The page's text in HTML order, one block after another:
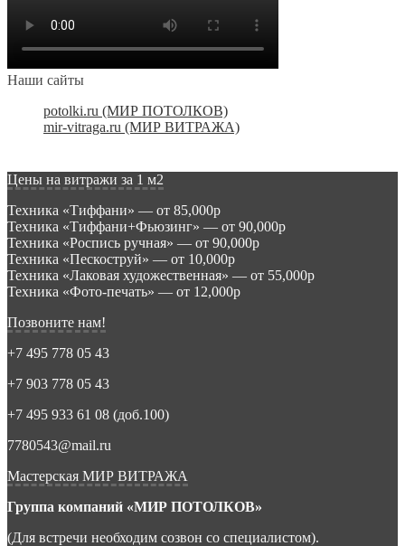
Наши сайты
potolki.ru (МИР ПОТОЛКОВ)
mir-vitraga.ru (МИР ВИТРАЖА)
Цены на витражи за 1 м2
Техника «Тиффани» — от 85,000р
Техника «Тиффани+Фьюзинг» — от 90,000р
Техника «Роспись ручная» — от 90,000р
Техника «Пескоструй» — от 10,000р
Техника «Лаковая художественная» — от 55,000р
Техника «Фото-печать» — от 12,000р
Позвоните нам!
+7 495 778 05 43
+7 903 778 05 43
+7 495 933 61 08 (доб.100)
7780543@mail.ru
Мастерская МИР ВИТРАЖА
Группа компаний «МИР ПОТОЛКОВ»
(Для встречи необходим созвон со специалистом).